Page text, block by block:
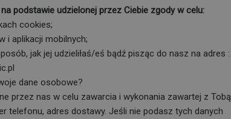
podstawie udzielonej przez Ciebie zgody w celu:
cookies;
i aplikacji mobilnych;
jak jej udzieliłaś/eś bądź pisząc do nasz na adres :
dane osobowe?
przez nas w celu zawarcia i wykonania zawartej z Tobą
telefonu, adres dostawy. Jeśli nie podasz tych danych